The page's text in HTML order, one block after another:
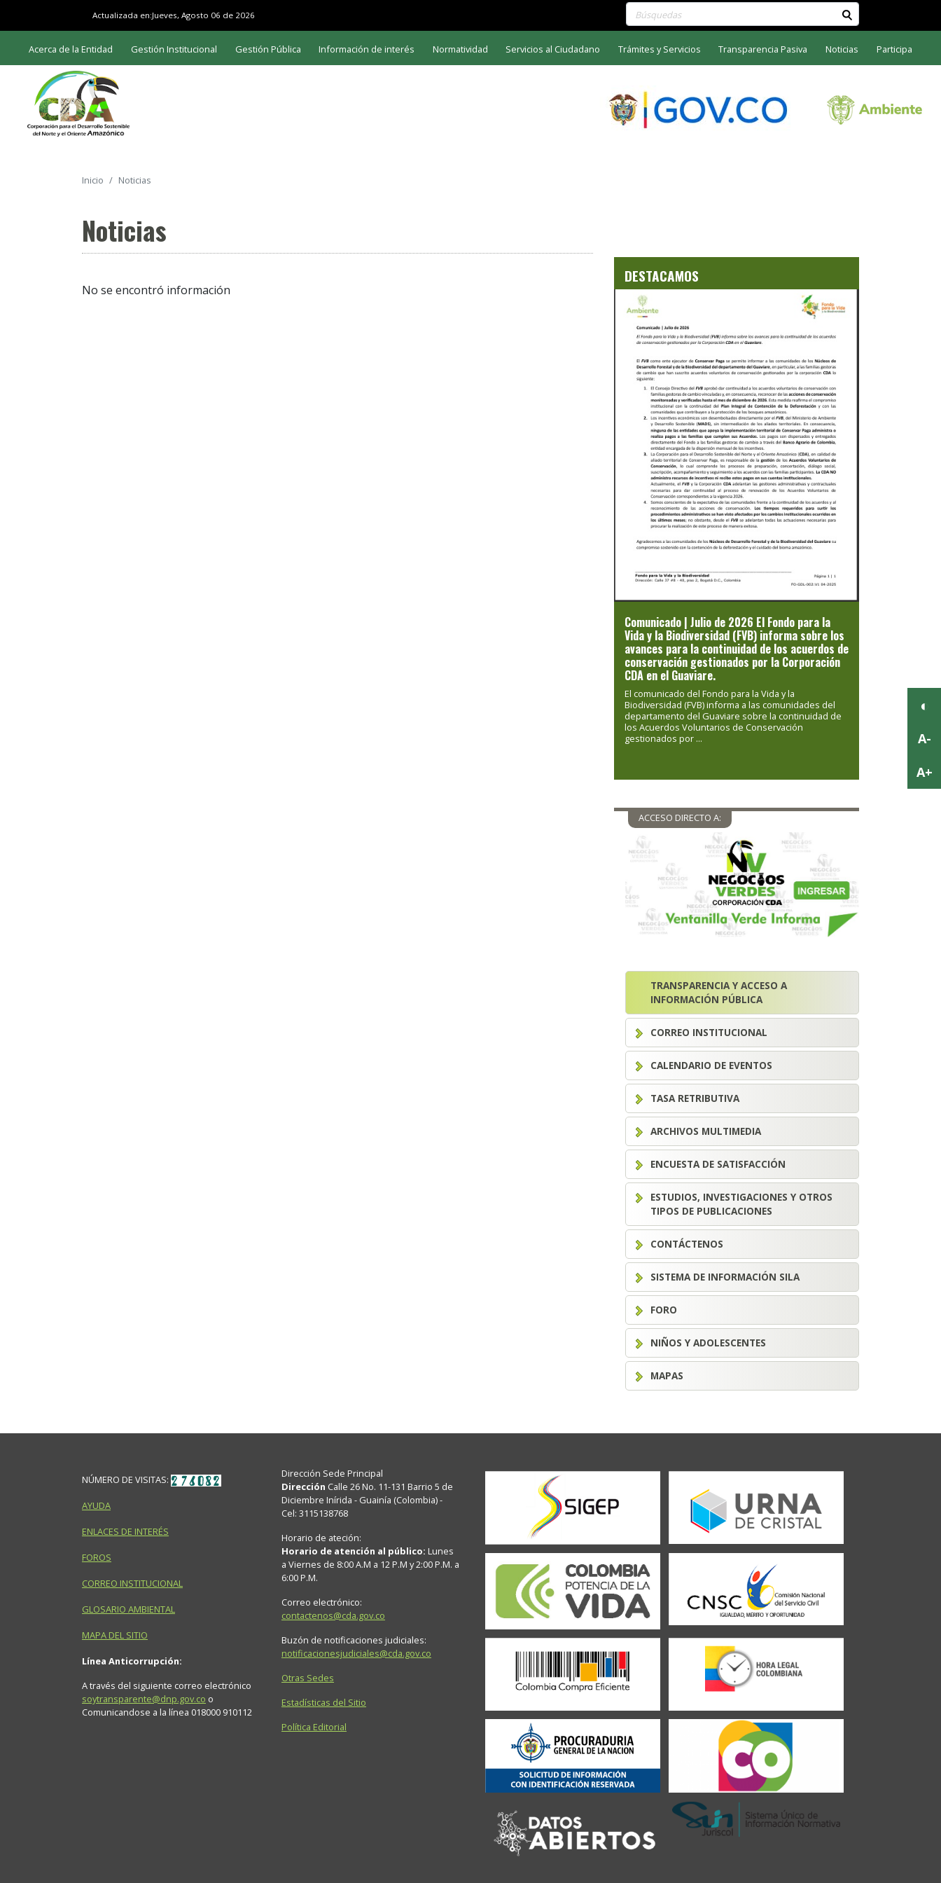
Actualizada en:Jueves, Agosto 06 de 2026 Buscar contenido en el sitio
Acerca de la Entidad Gestión Institucional Gestión Pública Información de interés Normatividad Servicios al Ciudadano Trámites y Servicios Transparencia Pasiva Noticias Participa
Inicio Noticias
Noticias
No se encontró información
DESTACAMOS
Comunicado | Julio de 2026 El Fondo para la
Vida y la Biodiversidad (FVB) informa sobre los
avances para la continuidad de los acuerdos de
conservación gestionados por la Corporación
CDA en el Guaviare.
El comunicado del Fondo para la Vida y la
Biodiversidad (FVB) informa a las comunidades del
departamento del Guaviare sobre la continuidad de
los Acuerdos Voluntarios de Conservación
gestionados por ...
Previous
Next
ACCESO DIRECTO A:
TRANSPARENCIA Y ACCESO A
INFORMACIÓN PÚBLICA
CORREO INSTITUCIONAL
CALENDARIO DE EVENTOS
TASA RETRIBUTIVA
ARCHIVOS MULTIMEDIA
ENCUESTA DE SATISFACCIÓN
ESTUDIOS, INVESTIGACIONES Y OTROS
TIPOS DE PUBLICACIONES
CONTÁCTENOS
SISTEMA DE INFORMACIÓN SILA
FORO
NIÑOS Y ADOLESCENTES
MAPAS
NÚMERO DE VISITAS:
AYUDA
ENLACES DE INTERÉS
FOROS
CORREO INSTITUCIONAL
GLOSARIO AMBIENTAL
MAPA DEL SITIO
Línea Anticorrupción:
A través del siguiente correo electrónico
soytransparente@dnp.gov.co o
Comunicandose a la línea 018000 910112
Dirección Sede Principal
Dirección Calle 26 No. 11-131 Barrio 5 de
Diciembre Inírida - Guainía (Colombia) -
Cel: 3115138768
Horario de ateción:
Horario de atención al público: Lunes
a Viernes de 8:00 A.M a 12 P.M y 2:00 P.M. a
6:00 P.M.
Correo electrónico:
contactenos@cda.gov.co
Buzón de notificaciones judiciales:
notificacionesjudiciales@cda.gov.co
Otras Sedes
Estadísticas del Sitio
Política Editorial